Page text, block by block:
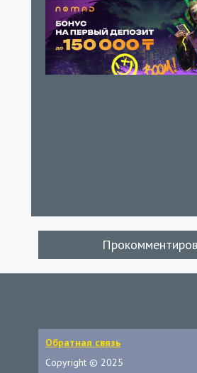
Обратная связь
Copyright © 2025